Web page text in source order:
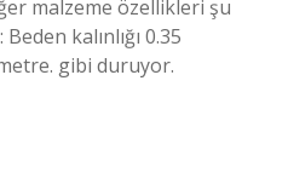
malzeme özellikleri şu
kalınlığı 0.35
gibi duruyor.